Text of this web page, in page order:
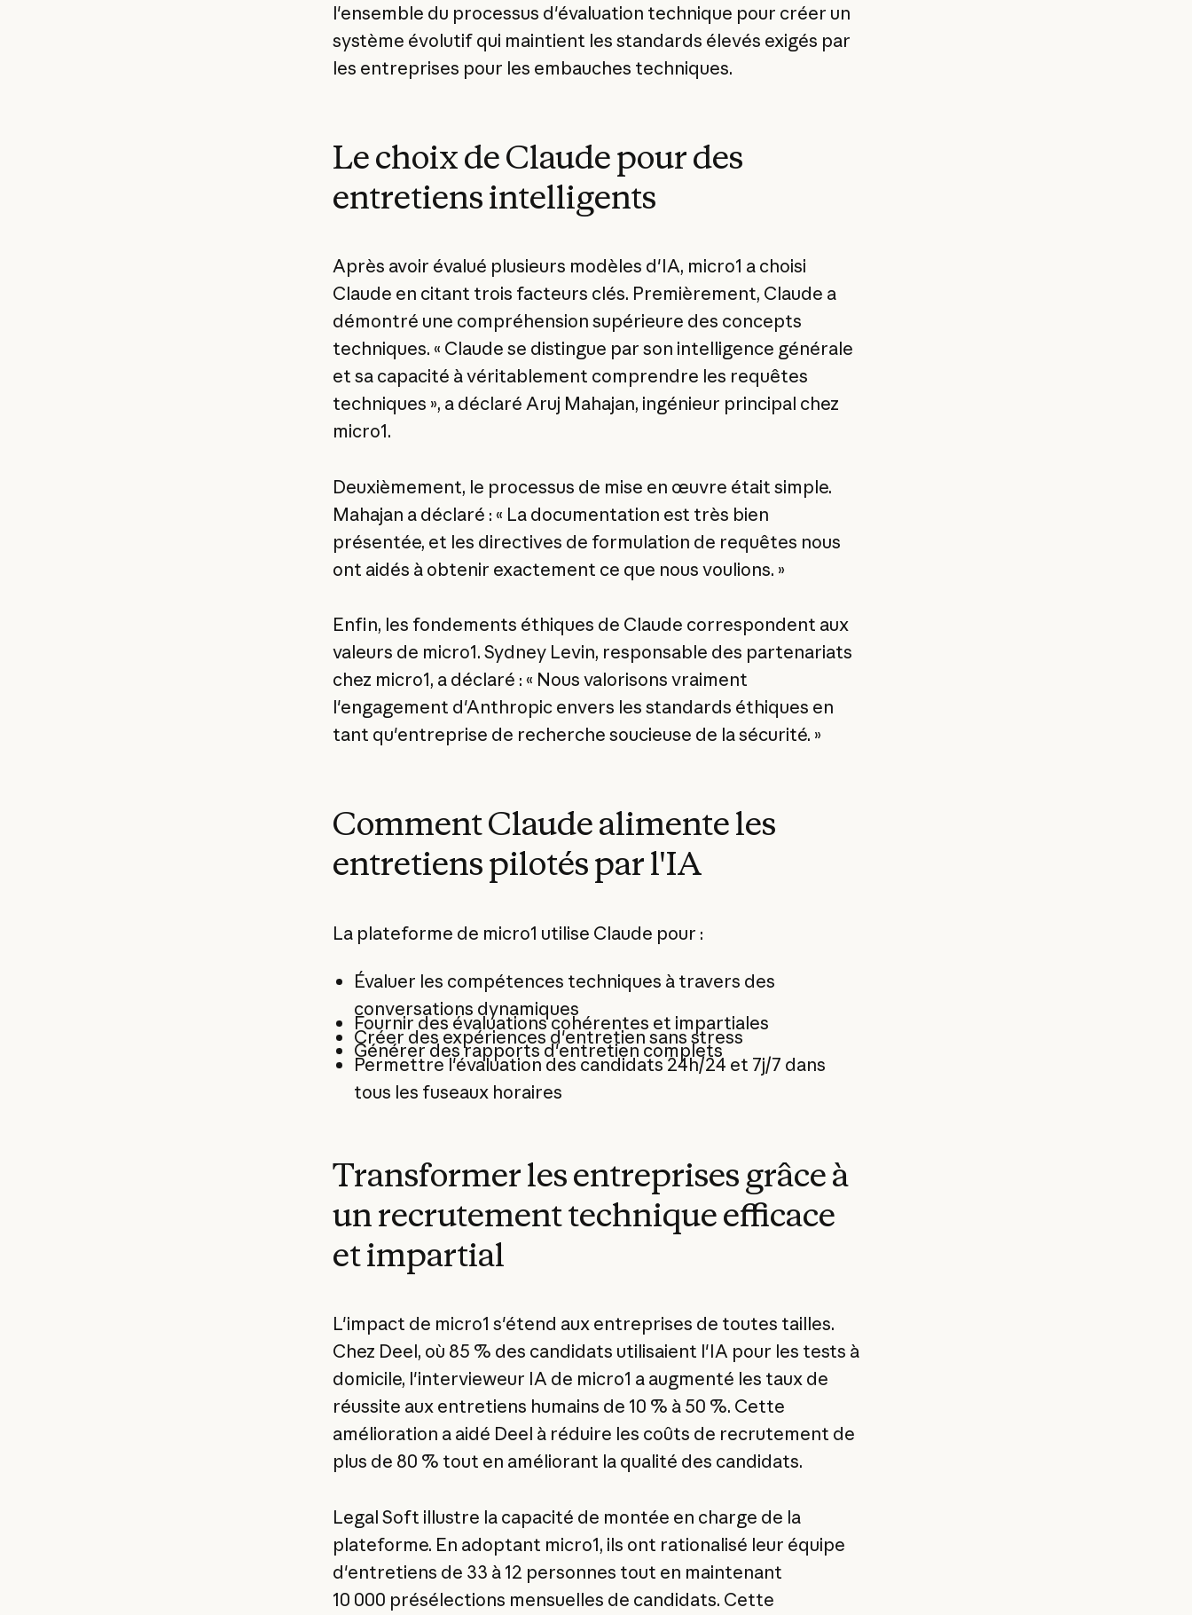
l'ensemble du processus d'évaluation technique pour créer un
système évolutif qui maintient les standards élevés exigés par
les entreprises pour les embauches techniques.
Le choix de Claude pour des
entretiens intelligents
Après avoir évalué plusieurs modèles d'IA, micro1 a choisi
Claude en citant trois facteurs clés. Premièrement, Claude a
démontré une compréhension supérieure des concepts
techniques. « Claude se distingue par son intelligence générale
et sa capacité à véritablement comprendre les requêtes
techniques », a déclaré Aruj Mahajan, ingénieur principal chez
micro1.
Deuxièmement, le processus de mise en œuvre était simple.
Mahajan a déclaré : « La documentation est très bien
présentée, et les directives de formulation de requêtes nous
ont aidés à obtenir exactement ce que nous voulions. »
Enfin, les fondements éthiques de Claude correspondent aux
valeurs de micro1. Sydney Levin, responsable des partenariats
chez micro1, a déclaré : « Nous valorisons vraiment
l'engagement d'Anthropic envers les standards éthiques en
tant qu'entreprise de recherche soucieuse de la sécurité. »
Comment Claude alimente les
entretiens pilotés par l'IA
La plateforme de micro1 utilise Claude pour :
Évaluer les compétences techniques à travers des
conversations dynamiques
Fournir des évaluations cohérentes et impartiales
Créer des expériences d'entretien sans stress
Générer des rapports d'entretien complets
Permettre l'évaluation des candidats 24h/24 et 7j/7 dans
tous les fuseaux horaires
Transformer les entreprises grâce à
un recrutement technique efficace
et impartial
L'impact de micro1 s'étend aux entreprises de toutes tailles.
Chez Deel, où 85 % des candidats utilisaient l'IA pour les tests à
domicile, l'intervieweur IA de micro1 a augmenté les taux de
réussite aux entretiens humains de 10 % à 50 %. Cette
amélioration a aidé Deel à réduire les coûts de recrutement de
plus de 80 % tout en améliorant la qualité des candidats.
Legal Soft illustre la capacité de montée en charge de la
plateforme. En adoptant micro1, ils ont rationalisé leur équipe
d'entretiens de 33 à 12 personnes tout en maintenant
10 000 présélections mensuelles de candidats. Cette